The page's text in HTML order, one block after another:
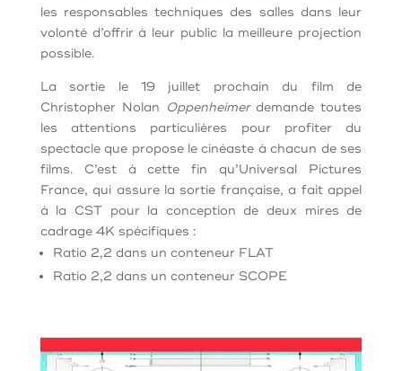
les responsables techniques des salles dans leur
volonté d’offrir à leur public la meilleure projection
possible.
La sortie le 19 juillet prochain du film de
Christopher Nolan Oppenheimerdemande toutes
les attentions particulières pour profiter du
spectacle que propose le cinéaste à chacun de ses
films. C’est à cette fin qu’Universal Pictures
France, qui assure la sortie française, a fait appel
à la CST pour la conception de deux mires de
cadrage 4K spécifiques :
Ratio 2,2 dans un conteneur FLAT
Ratio 2,2 dans un conteneur SCOPE